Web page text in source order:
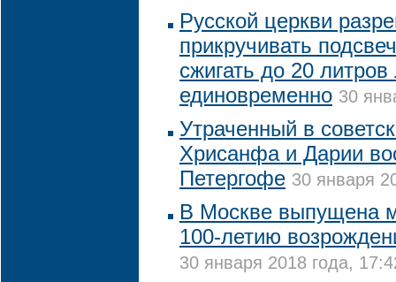
Русской церкви
прикручивать
сжигать до 20
единовременно 30
Утраченный в
Хрисанфа и Дарии
Петергофе 30 января
В Москве выпущена
100-летию
30 января 2018 года,